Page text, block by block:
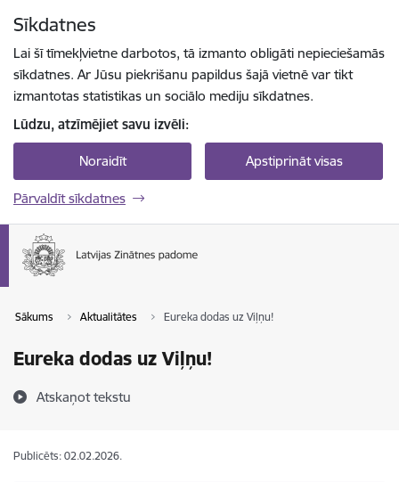
Sīkdatnes
Lai šī tīmekļvietne darbotos, tā izmanto obligāti nepieciešamās
sīkdatnes. Ar Jūsu piekrišanu papildus šajā vietnē var tikt
izmantotas statistikas un sociālo mediju sīkdatnes.
Lūdzu, atzīmējiet savu izvēli:
Noraidīt Apstiprināt visas
Pārvaldīt sīkdatnes
Sākums Aktualitātes Eureka dodas uz Viļņu!
Eureka dodas uz Viļņu!
Atskaņot tekstu
Publicēts: 02.02.2026.